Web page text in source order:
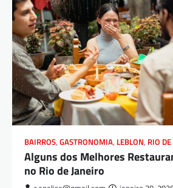
BAIRROS, GASTRONOMIA, LEBLON, RIO
Alguns dos Melhores
no Rio de Janeiro